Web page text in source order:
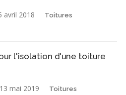
avril 2018 Toitures
l'isolation d'une toiture
13 mai 2019 Toitures